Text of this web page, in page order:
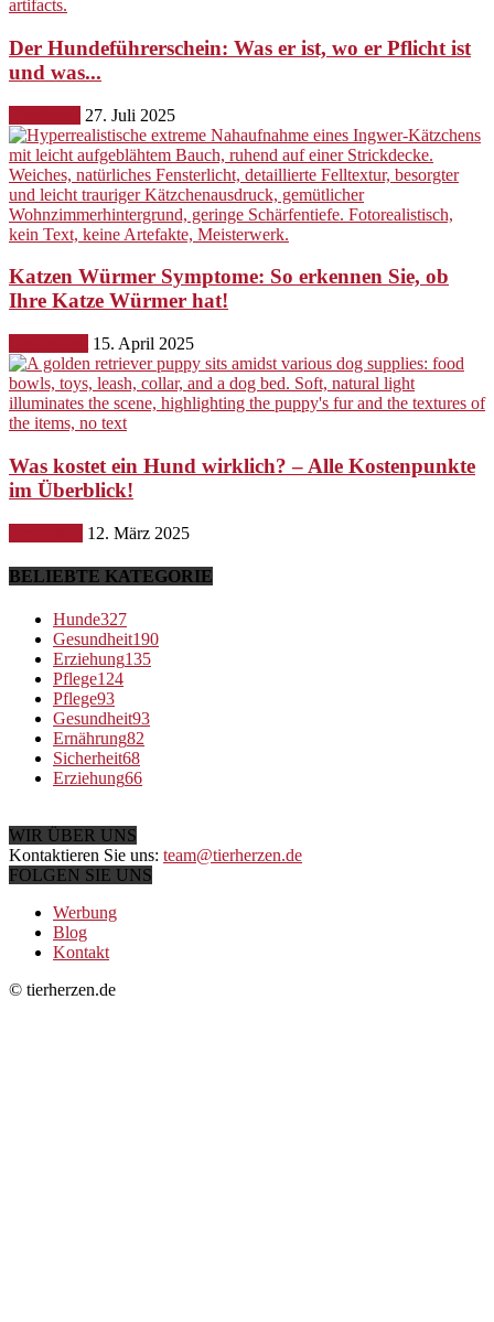
Der Hundeführerschein: Was er ist, wo er Pflicht ist
und was...
27. Juli 2025
Katzen Würmer Symptome: So erkennen Sie, ob
Ihre Katze Würmer hat!
15. April 2025
Was kostet ein Hund wirklich? – Alle Kostenpunkte
im Überblick!
12. März 2025
BELIEBTE KATEGORIE
Hunde327
Gesundheit190
Erziehung135
Pflege124
Pflege93
Gesundheit93
Ernährung82
Sicherheit68
Erziehung66
WIR ÜBER UNS
Kontaktieren Sie uns: team@tierherzen.de
FOLGEN SIE UNS
Werbung
Blog
Kontakt
© tierherzen.de